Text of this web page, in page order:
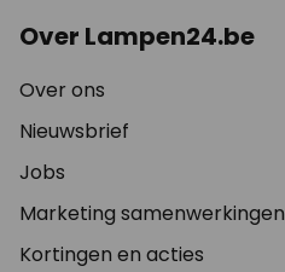
Over Lampen24.be
Over ons
Nieuwsbrief
Jobs
Marketing samenwerkingen
Kortingen en acties